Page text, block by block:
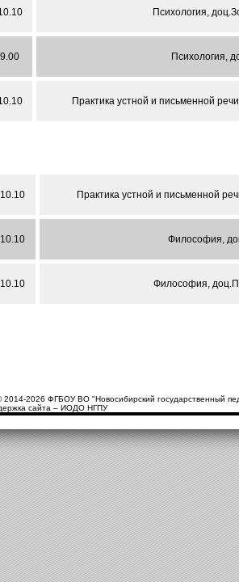
Психология,
9.00 Психология,
Практика устной и письменной
10.10 Практика устной и письменной
10.10 Философия,
10.10 Философия,
2014-2026 ФГБОУ ВО "Новосибирский государственный
сайта – ИОДО НГПУ